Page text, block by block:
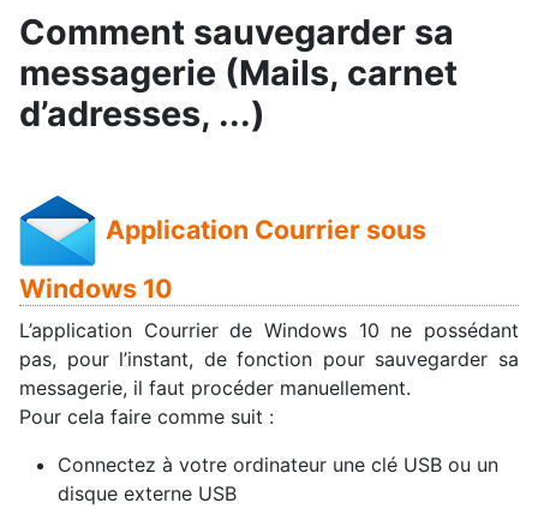
Comment sauvegarder sa
messagerie (Mails, carnet
d’adresses, ...)
Application Courrier sous
Windows 10
L’application Courrier de Windows 10 ne possédant
pas, pour l’instant, de fonction pour sauvegarder sa
messagerie, il faut procéder manuellement.
Pour cela faire comme suit :
Connectez à votre ordinateur une clé USB ou un
disque externe USB